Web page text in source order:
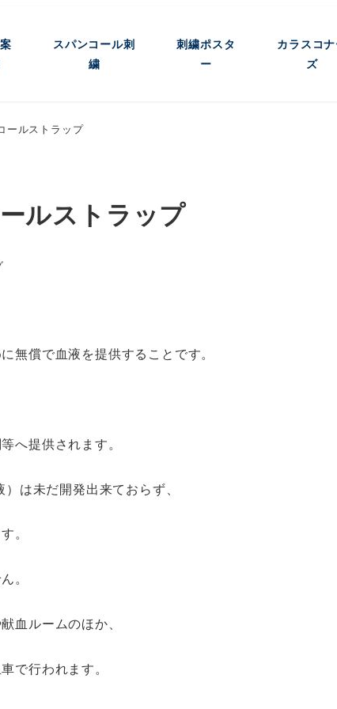
スパンコール刺
繍
刺繍ポスタ
ー
カラスコ
ズ
ールストラップ
ルストラップ
無償で血液を提供することです。
へ提供されます。
は未だ開発出来ておらず、
。
。
血ルームのほか、
で行われます。